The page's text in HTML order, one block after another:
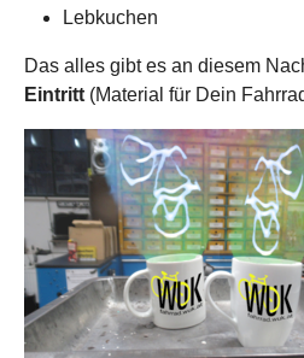
Lebkuchen
Das alles gibt es an diesem
Eintritt (Material für Dein